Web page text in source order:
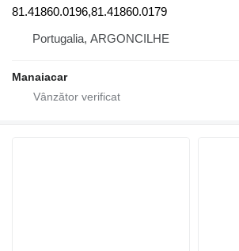
81.41860.0196,81.41860.0179
Portugalia, ARGONCILHE
Manaiacar